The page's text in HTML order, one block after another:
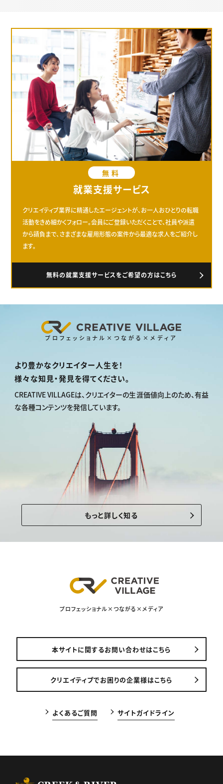
無料
就業支援サービス
クリエイティブ業界に精通したエージェントが、お一人おひとりの転職
活動をきめ細かくフォロー。会員にご登録いただくことで、社員や派遣
から請負まで、さまざまな雇用形態の案件から最適な求人をご紹介し
ます。
無料の就業支援サービスをご希望の方はこちら
プロフェッショナル×つながる×メディア
より豊かなクリエイター人生を！
様々な知見・発見を得てください。
CREATIVE VILLAGEは、クリエイターの生涯価値向上のため、有益
な各種コンテンツを発信しています。
もっと詳しく知る
プロフェッショナル×つながる×メディア
本サイトに関するお問い合わせはこちら
クリエイティブでお困りの企業様はこちら
よくあるご質問 サイトガイドライン